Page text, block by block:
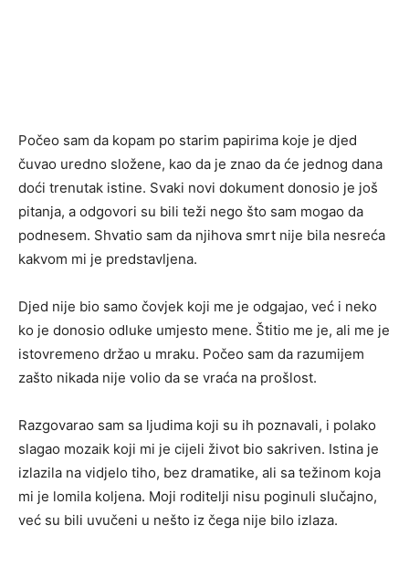
Počeo sam da kopam po starim papirima koje je djed
čuvao uredno složene, kao da je znao da će jednog dana
doći trenutak istine. Svaki novi dokument donosio je još
pitanja, a odgovori su bili teži nego što sam mogao da
podnesem. Shvatio sam da njihova smrt nije bila nesreća
kakvom mi je predstavljena.
Djed nije bio samo čovjek koji me je odgajao, već i neko
ko je donosio odluke umjesto mene. Štitio me je, ali me je
istovremeno držao u mraku. Počeo sam da razumijem
zašto nikada nije volio da se vraća na prošlost.
Razgovarao sam sa ljudima koji su ih poznavali, i polako
slagao mozaik koji mi je cijeli život bio sakriven. Istina je
izlazila na vidjelo tiho, bez dramatike, ali sa težinom koja
mi je lomila koljena. Moji roditelji nisu poginuli slučajno,
već su bili uvučeni u nešto iz čega nije bilo izlaza.